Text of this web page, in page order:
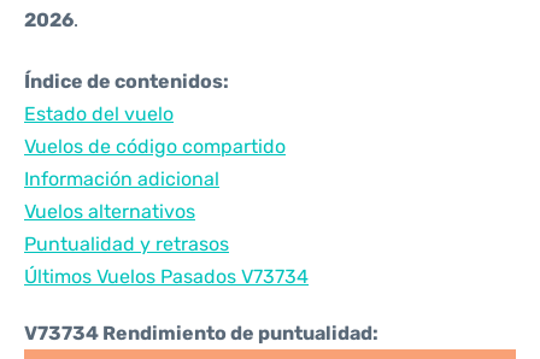
2026.
Índice de contenidos:
Estado del vuelo
Vuelos de código compartido
Información adicional
Vuelos alternativos
Puntualidad y retrasos
Últimos Vuelos Pasados V73734
V73734 Rendimiento de puntualidad: